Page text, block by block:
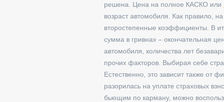
решена. Цена на полное КАСКО или
возраст автомобиля. Как правило,
второстепенные коэффициенты. В
сумма в гривнах – окончательная
автомобиля, количества лет
прочих факторов. Выбирая себе
Естественно, это зависит также от
разорилась на уплате страховых
бьющим по карману, можно